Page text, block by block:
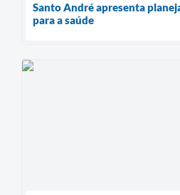
Santo André apresenta
para a saúde